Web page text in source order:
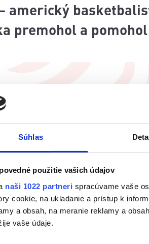
Súhlas
použitie vašich údajov
naši 1022 partneri spracúvame vaše
cookie, na ukladanie a prístup k
a obsah, na meranie reklamy a
vaše údaje.
americký
premohol a